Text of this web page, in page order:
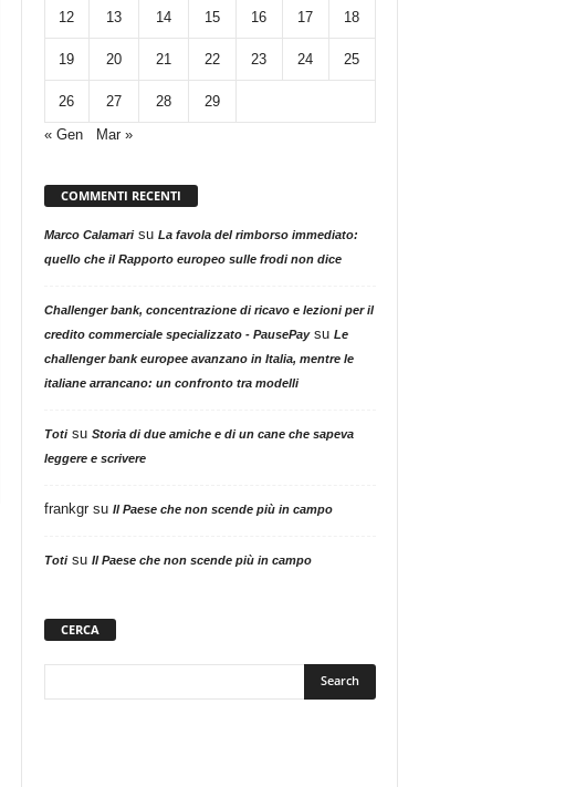
12 13 14 15 16 17 18
19 20 21 22 23 24 25
26 27 28
29
« Gen
Mar »
COMMENTI RECENTI
Marco Calamarisu La favola del rimborso immediato:
quello che il Rapporto europeo sulle frodi non dice
Challenger bank, concentrazione di ricavo e lezioni per il
credito commerciale specializzato - PausePaysu Le
challenger bank europee avanzano in Italia, mentre le
italiane arrancano: un confronto tra modelli
Totisu Storia di due amiche e di un cane che sapeva
leggere e scrivere
frankgrsu Il Paese che non scende più in campo
Totisu Il Paese che non scende più in campo
CERCA